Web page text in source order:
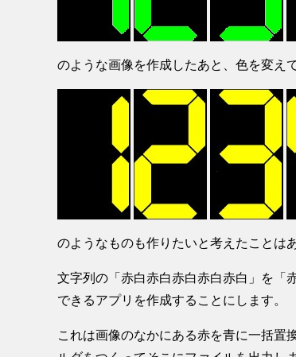
のような画像を作成したあと、色を変え
のようなものも作りたいと考えたことは
文字列の「赤白赤白赤白赤白赤白」を「
できるアプリを作成することにします。
これは画像のなかにある赤を青に一括置